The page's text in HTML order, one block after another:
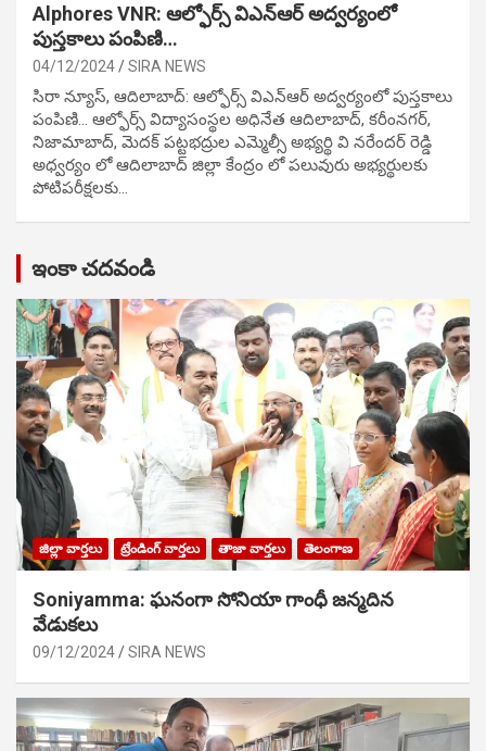
Alphores VNR: ఆల్ఫోర్స్ విఎన్ఆర్ అద్వర్యంలో
పుస్తకాలు పంపిణి…
04/12/2024 SIRA NEWS
సిరా న్యూస్, ఆదిలాబాద్: ఆల్ఫోర్స్ విఎన్ఆర్ అద్వర్యంలో పుస్తకాలు
పంపిణి… ఆల్ఫోర్స్ విద్యాసంస్థల అధినేత ఆదిలాబాద్, కరీంనగర్,
నిజామాబాద్, మెదక్ పట్టభద్రుల ఎమ్మెల్సీ అభ్యర్థి వి నరేందర్ రెడ్డి
అధ్వర్యం లో ఆదిలాబాద్ జిల్లా కేంద్రం లో పలువురు అభ్యర్థులకు
పోటిప‌రీక్ష‌ల‌కు…
ఇంకా చదవండి
జిల్లా వార్తలు ట్రేండింగ్ వార్తలు తాజా వార్తలు తెలంగాణ
Soniyamma: ఘ‌నంగా సోనియా గాంధీ జ‌న్మ‌దిన
వేడుక‌లు
09/12/2024 SIRA NEWS